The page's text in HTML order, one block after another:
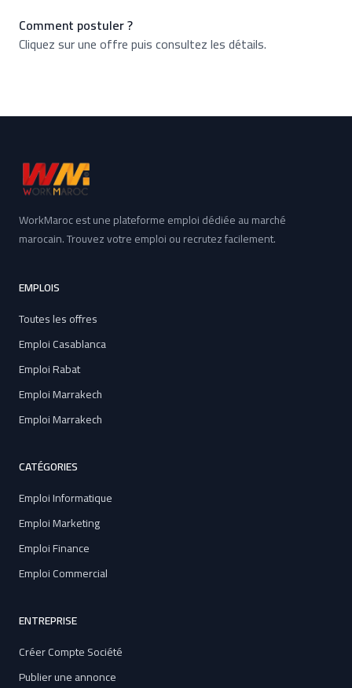
Comment postuler ?
Cliquez sur une offre puis consultez les détails.
WorkMaroc est une plateforme emploi dédiée au marché
marocain. Trouvez votre emploi ou recrutez facilement.
EMPLOIS
Toutes les offres
Emploi Casablanca
Emploi Rabat
Emploi Marrakech
Emploi Marrakech
CATÉGORIES
Emploi Informatique
Emploi Marketing
Emploi Finance
Emploi Commercial
ENTREPRISE
Créer Compte Société
Publier une annonce